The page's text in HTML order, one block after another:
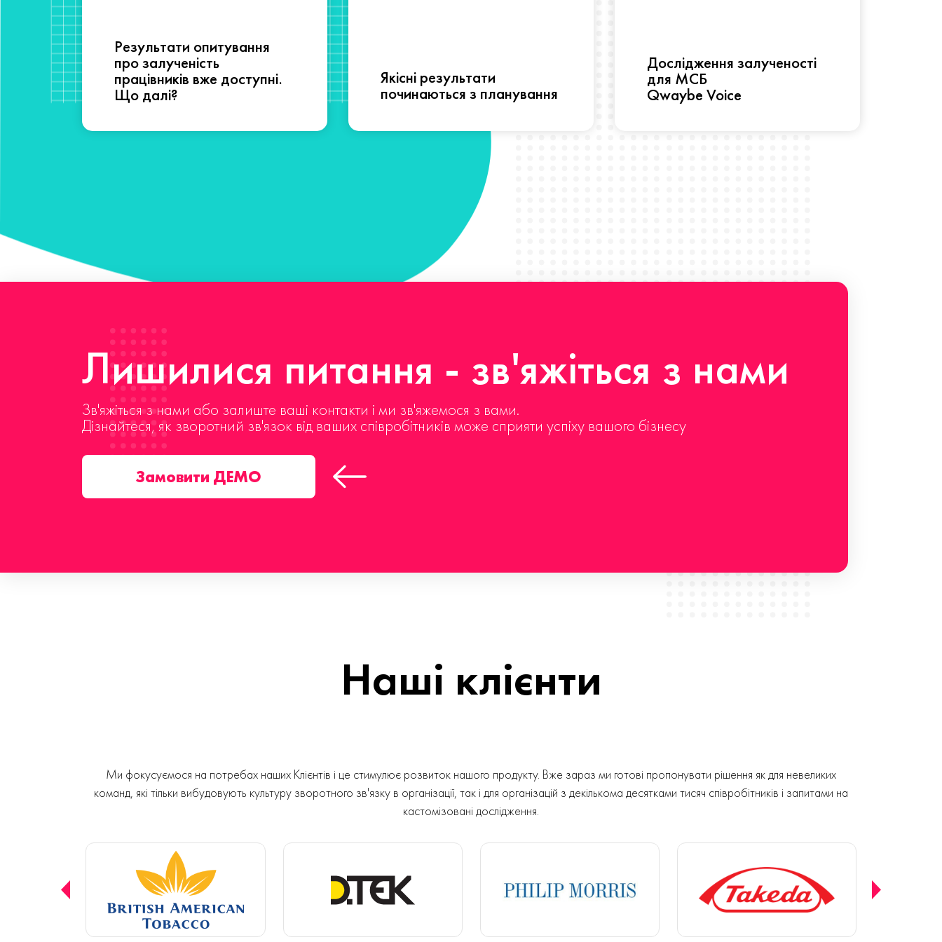
Результати опитування
про залученість
працівників вже доступні.
Що далі?
Якісні результати
починаються з планування
Дослідження залученості
для МСБ
Qwaybe Voice
Лишилися питання - зв'яжіться з нами
Зв'яжіться з нами або залиште ваші контакти і ми зв'яжемося з вами.
Дізнайтеся, як зворотний зв'язок від ваших співробітників може сприяти успіху вашого бізнесу
Замовити ДЕМО
Наші клієнти
Ми фокусуємося на потребах наших Клієнтів і це стимулює розвиток нашого продукту. Вже зараз ми готові пропонувати рішення як для невеликих
команд, які тільки вибудовують культуру зворотного зв'язку в організації, так і для організацій з декількома десятками тисяч співробітників і запитами на
кастомізовані дослідження.